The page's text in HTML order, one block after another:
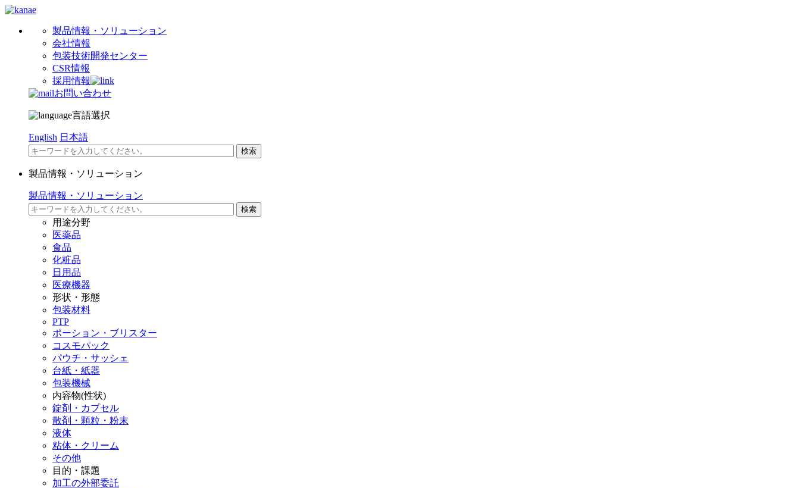
製品情報・ソリューション
会社情報
包装技術開発センター
CSR情報
採用情報
お問い合わせ
言語選択
English 日本語
製品情報・ソリューション
製品情報・ソリューション
用途分野
医薬品
食品
化粧品
日用品
医療機器
形状・形態
包装材料
PTP
ポーション・ブリスター
コスモパック
パウチ・サッシェ
台紙・紙器
包装機械
内容物(性状)
錠剤・カプセル
散剤・顆粒・粉末
液体
粘体・クリーム
その他
目的・課題
加工の外部委託